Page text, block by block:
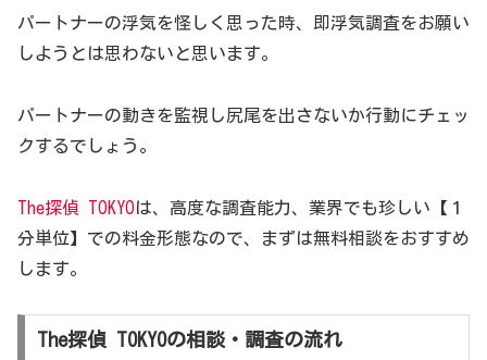
パートナーの浮気を怪しく思った時、即浮気調査をお願い
しようとは思わないと思います。
パートナーの動きを監視し尻尾を出さないか行動にチェッ
クするでしょう。
The探偵 TOKYOは、高度な調査能力、業界でも珍しい【１
分単位】での料金形態なので、まずは無料相談をおすすめ
します。
The探偵 TOKYOの相談・調査の流れ